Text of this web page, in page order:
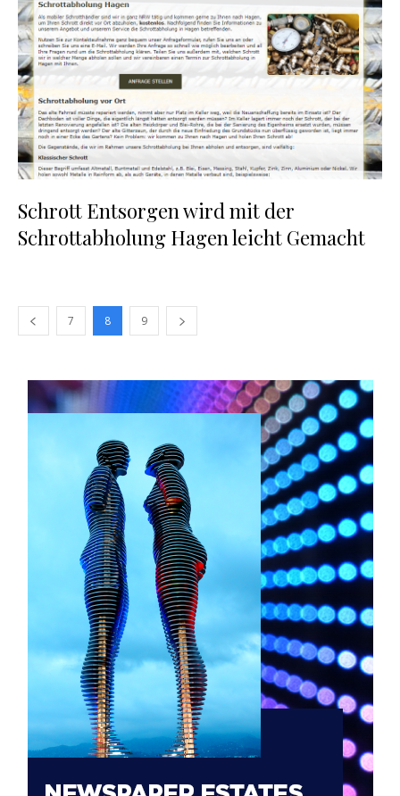
Schrott Entsorgen wird mit der
Schrottabholung Hagen leicht Gemacht
7 8 9